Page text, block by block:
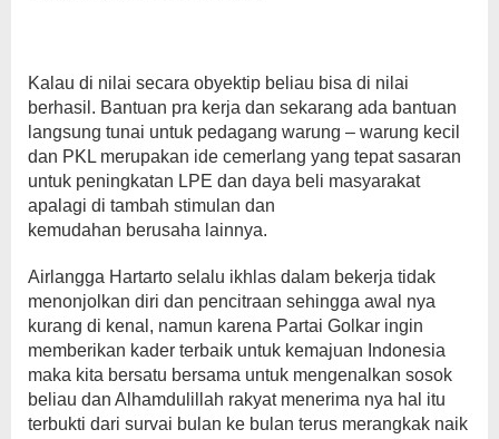
Kalau di nilai secara obyektip beliau bisa di nilai
berhasil. Bantuan pra kerja dan sekarang ada bantuan
langsung tunai untuk pedagang warung – warung kecil
dan PKL merupakan ide cemerlang yang tepat sasaran
untuk peningkatan LPE dan daya beli masyarakat
apalagi di tambah stimulan dan
kemudahan berusaha lainnya.
Airlangga Hartarto selalu ikhlas dalam bekerja tidak
menonjolkan diri dan pencitraan sehingga awal nya
kurang di kenal, namun karena Partai Golkar ingin
memberikan kader terbaik untuk kemajuan Indonesia
maka kita bersatu bersama untuk mengenalkan sosok
beliau dan Alhamdulillah rakyat menerima nya hal itu
terbukti dari survai bulan ke bulan terus merangkak naik